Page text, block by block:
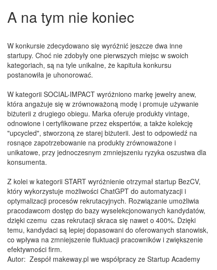
A na tym nie koniec
W konkursie zdecydowano się wyróżnić jeszcze dwa inne
startupy. Choć nie zdobyły one pierwszych miejsc w swoich
kategoriach, są na tyle unikalne, że kapituła konkursu
postanowiła je uhonorować.
W kategorii SOCIAL-IMPACT wyróżniono markę jewelry anew,
która angażuje się w zrównoważoną modę i promuje używanie
biżuterii z drugiego obiegu. Marka oferuje produkty vintage,
odnowione i certyfikowane przez ekspertów, a także kolekcję
"upcycled", stworzoną ze starej biżuterii. Jest to odpowiedź na
rosnące zapotrzebowanie na produkty zrównoważone i
unikatowe, przy jednoczesnym zmniejszeniu ryzyka oszustwa dla
konsumenta.
Z kolei w kategorii START wyróżnienie otrzymał startup BezCV,
który wykorzystuje możliwości ChatGPT do automatyzacji i
optymalizacji procesów rekrutacyjnych. Rozwiązanie umożliwia
pracodawcom dostęp do bazy wyselekcjonowanych kandydatów,
dzięki czemu czas rekrutacji skraca się nawet o 400%. Dzięki
temu, kandydaci są lepiej dopasowani do oferowanych stanowisk,
co wpływa na zmniejszenie fluktuacji pracowników i zwiększenie
efektywności firm.
Autor: Zespół makeway.pl we współpracy ze Startup Academy